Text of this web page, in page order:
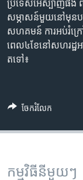
ប្រទេស​អេស្ប៉ាញ​ផង
សម្ភាសន៍​មួយ​នៅ​មុន​បញ្
សហគមន៍​ ការ​អប់រំ​ក្រ
ពេល​៤​ខែ​នៅ​សហរដ្ឋ​អ
តទៅ៖
ចែករំលែក
កម្មវិធី​នីមួយៗ